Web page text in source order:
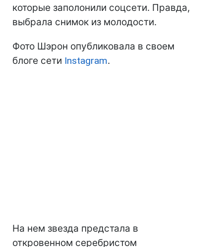
которые заполонили соцсети. Правда,
выбрала снимок из молодости.
Фото Шэрон опубликовала в своем
блоге сети Instagram.
На нем звезда предстала в
откровенном серебристом